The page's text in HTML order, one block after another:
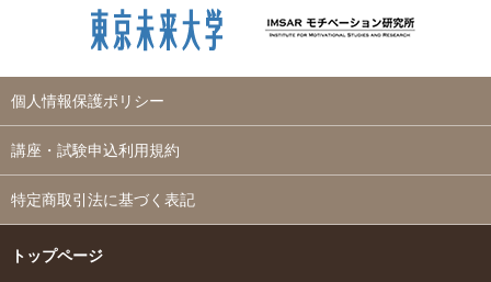
個人情報保護ポリシー
講座・試験申込利用規約
特定商取引法に基づく表記
トップページ